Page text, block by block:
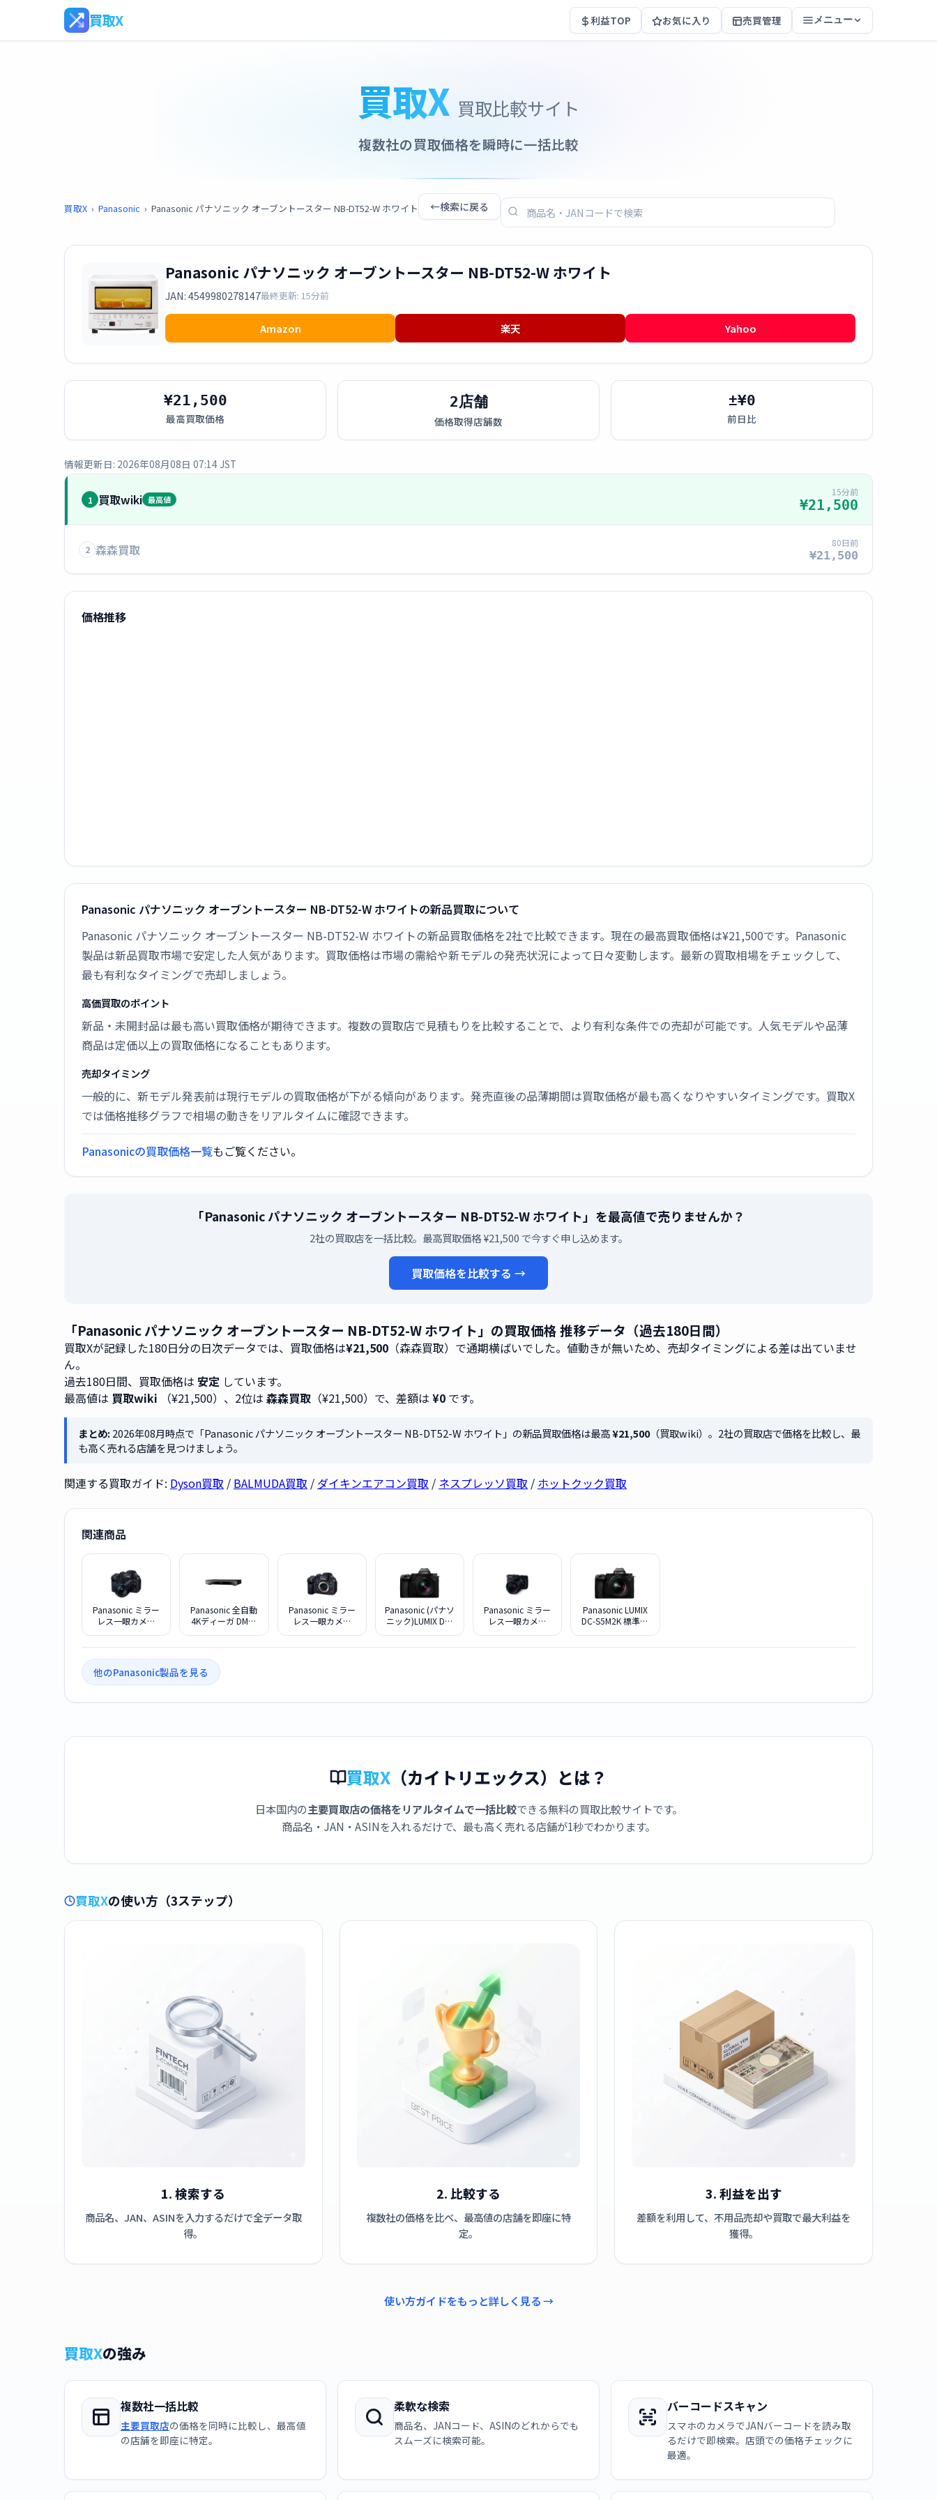
買取X 利益TOP お気に入り 売買管理 メニュー
買取X 買取比較サイト
複数社の買取価格を瞬時に一括比較
買取X › Panasonic › Panasonic パナソニック オーブントースター NB-DT52-W ホワイト ←検索に戻る
Panasonic パナソニック オーブントースター NB-DT52-W ホワイト
JAN: 4549980278147最終更新: 15分前
Amazon 楽天 Yahoo
¥21,500
最高買取価格
2店舗
価格取得店舗数
±¥0
前日比
情報更新日: 2026年08月08日 07:14 JST
1 買取wiki 最高値
15分前
¥21,500
2 森森買取 80日前
¥21,500
価格推移
Panasonic パナソニック オーブントースター NB-DT52-W ホワイトの新品買取について
Panasonic パナソニック オーブントースター NB-DT52-W ホワイトの新品買取価格を2社で比較できます。現在の最高買取価格は¥21,500です。Panasonic
製品は新品買取市場で安定した人気があります。買取価格は市場の需給や新モデルの発売状況によって日々変動します。最新の買取相場をチェックして、
最も有利なタイミングで売却しましょう。
高価買取のポイント
新品・未開封品は最も高い買取価格が期待できます。複数の買取店で見積もりを比較することで、より有利な条件での売却が可能です。人気モデルや品薄
商品は定価以上の買取価格になることもあります。
売却タイミング
一般的に、新モデル発表前は現行モデルの買取価格が下がる傾向があります。発売直後の品薄期間は買取価格が最も高くなりやすいタイミングです。買取X
では価格推移グラフで相場の動きをリアルタイムに確認できます。
Panasonicの買取価格一覧もご覧ください。
「Panasonic パナソニック オーブントースター NB-DT52-W ホワイト」を最高値で売りませんか？
2社の買取店を一括比較。最高買取価格 ¥21,500 で今すぐ申し込めます。
買取価格を比較する →
「Panasonic パナソニック オーブントースター NB-DT52-W ホワイト」の買取価格 推移データ（過去180日間）
買取Xが記録した180日分の日次データでは、買取価格は¥21,500 （森森買取）で通期横ばいでした。値動きが無いため、売却タイミングによる差は出ていませ
ん。
過去180日間、買取価格は 安定 しています。
最高値は 買取wiki （¥21,500）、2位は 森森買取 （¥21,500）で、差額は ¥0 です。
まとめ:2026年08月時点で「Panasonic パナソニック オーブントースター NB-DT52-W ホワイト」の新品買取価格は最高¥21,500（買取wiki）。2社の買取店で価格を比較し、最
も高く売れる店舗を見つけましょう。
関連する買取ガイド: Dyson買取 / BALMUDA買取 / ダイキンエアコン買取 / ネスプレッソ買取 / ホットクック買取
関連商品
Panasonic ミラー
レス一眼カメラ
Panasonic 全自動
4Kディーガ DMR-
Panasonic ミラー
レス一眼カメラ
Panasonic (パナソ
ニック)LUMIX DC-
Panasonic ミラー
レス一眼カメラ
Panasonic LUMIX
DC-S5M2K 標準ズ
他のPanasonic製品を見る
買取X （カイトリエックス）とは？
日本国内の主要買取店の価格をリアルタイムで一括比較できる無料の買取比較サイトです。
商品名・JAN・ASINを入れるだけで、最も高く売れる店舗が1秒でわかります。
買取Xの使い方（3ステップ）
1. 検索する
商品名、JAN、ASINを入力するだけで全データ取
得。
2. 比較する
複数社の価格を比べ、最高値の店舗を即座に特
定。
3. 利益を出す
差額を利用して、不用品売却や買取で最大利益を
獲得。
使い方ガイドをもっと詳しく見る →
買取Xの強み
複数社一括比較
主要買取店の価格を同時に比較し、最高値
の店舗を即座に特定。
柔軟な検索
商品名、JANコード、ASINのどれからでも
スムーズに検索可能。
バーコードスキャン
スマホのカメラでJANバーコードを読み取
るだけで即検索。店頭での価格チェックに
最適。